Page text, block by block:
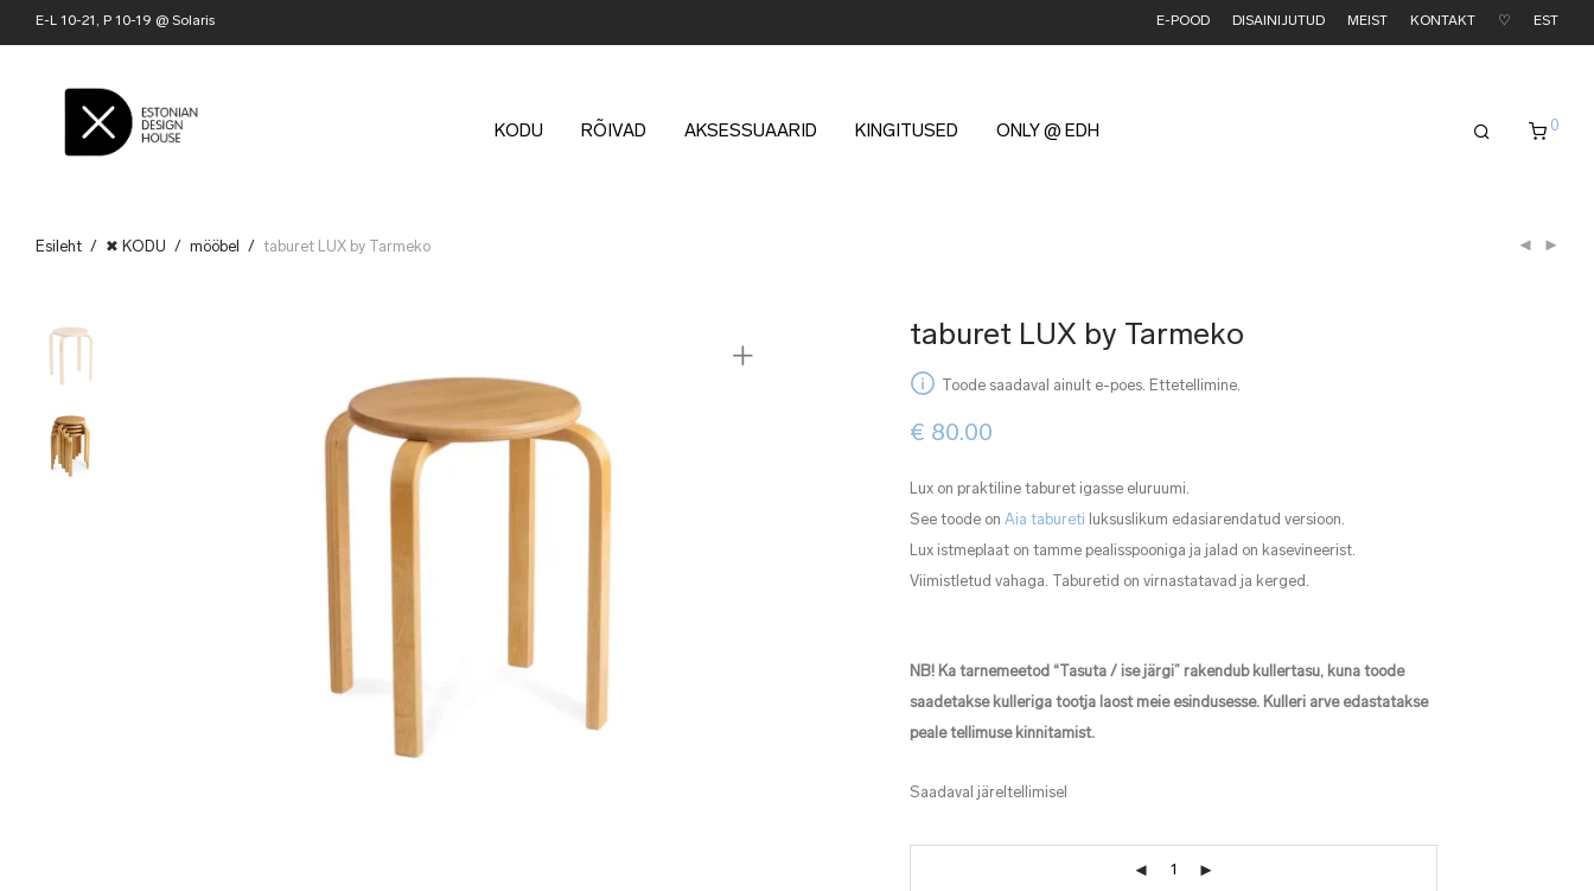
E-L 10-21, P 10-19 @ Solaris E-POOD DISAINIJUTUD MEIST KONTAKT ♡ EST
KODU RÕIVAD AKSESSUAARID KINGITUSED ONLY @ EDH 0
Esileht / ✖ KODU / mööbel / taburet LUX by Tarmeko
taburet LUX by Tarmeko
Toode saadaval ainult e-poes. Ettetellimine.
€ 80.00
Lux on praktiline taburet igasse eluruumi.
See toode on Aia tabureti luksuslikum edasiarendatud versioon.
Lux istmeplaat on tamme pealisspooniga ja jalad on kasevineerist.
Viimistletud vahaga. Taburetid on virnastatavad ja kerged.
NB! Ka tarnemeetod “Tasuta / ise järgi” rakendub kullertasu, kuna toode
saadetakse kulleriga tootja laost meie esindusesse. Kulleri arve edastatakse
peale tellimuse kinnitamist.
Saadaval järeltellimisel